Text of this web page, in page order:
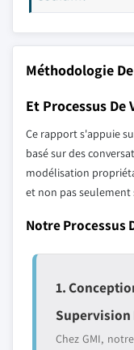
Méthodologie
Et Processus De
Ce rapport s'appuie
basé sur des
modélisation
et non pas
Notre Processus
1.
Supervision
Chez GMI,